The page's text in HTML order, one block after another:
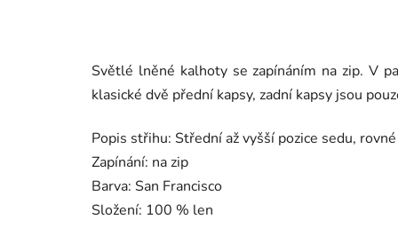
Světlé lněné kalhoty se zapínáním na zip. V
klasické dvě přední kapsy, zadní kapsy jsou
Popis střihu: Střední až vyšší pozice sedu,
Zapínání: na zip
Barva: San Francisco
Složení: 100 % len